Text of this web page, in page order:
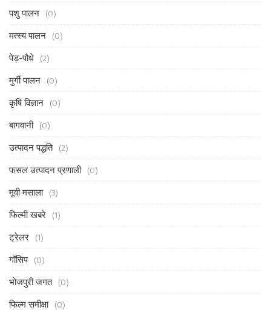
पशु पालन (0)
मत्स्य पालन (0)
पेड़-पौधे (2)
मुर्गी पालन (0)
कृषि विज्ञान (0)
बागवानी (0)
उत्पादन पद्धति (2)
फसल उत्पादन प्रणाली (0)
मूवी मसाला (3)
फिल्मी खबरे (1)
ट्रेलर (1)
गॉसिप (0)
भोजपुरी जगत (0)
फिल्म समीक्षा (0)